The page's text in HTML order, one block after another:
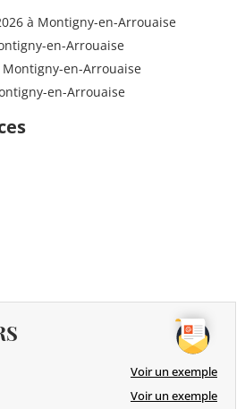
à Montigny-en-Arrouaise
en-Arrouaise
en-Arrouaise
en-Arrouaise
Voir un exemple
Voir un exemple